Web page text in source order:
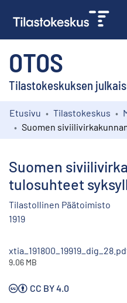
OTOS
Tilastokeskuksen
Kokoelmat
Etusivu Tilastokeskus
Suomen
tulosuhteet
Tilastollinen Päätoimisto
1919
9.06 MB
CC BY 4.0